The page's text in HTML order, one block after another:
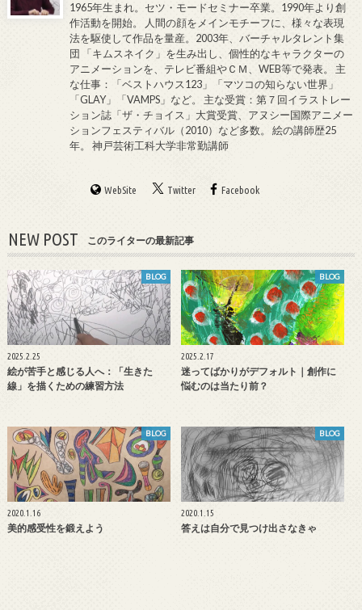
1965年生まれ。セツ・モードセミナー卒業。1990年より創
作活動を開始。 人間の顔をメインモチーフに、様々な表現
法を駆使して作品を量産。2003年、バーチャルタレント集
団 「キムスネイク」を生み出し、個性的なキャラクターの
アニメーションを、テレビ番組やＣＭ、WEB等で発表。 主
な仕事：「ベストハウス123」「マツコの知らない世界」
「GLAY」「VAMPS」など。 主な受賞：第７回イラストレー
ション誌「ザ・チョイス」大賞受賞、アヌシー国際アニメー
ションフェスティバル（2010）など多数。 絵の講師歴25
年。 神戸芸術工科大学非常勤講師
WebSite Twitter Facebook
NEW POST このライターの最新記事
BLOG
2025.2.25
絵が苦手と感じる人へ：「生きた
線」を描くための練習方法
BLOG
2025.2.17
迷ってばかりがデフォルト｜創作に
悩むのは当たり前？
BLOG
2020.1.16
美的感受性を鍛えよう
BLOG
2020.1.15
答えは自分で見つけ出さなきゃ